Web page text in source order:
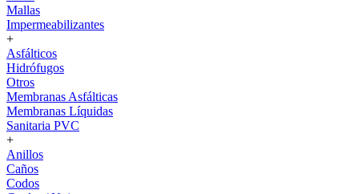
Mallas
Impermeabilizantes
+
Asfálticos
Hidrófugos
Otros
Membranas Asfálticas
Membranas Líquidas
Sanitaria PVC
+
Anillos
Caños
Codos